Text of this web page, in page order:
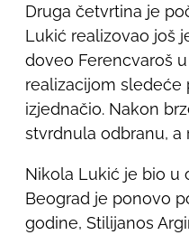
Druga četvrtina je
Lukić realizovao još
doveo Ferencvaroš
realizacijom sledeće
izjednačio. Nakon
stvrdnula odbranu, a
Nikola Lukić je bio u
Beograd je ponovo
godine, Stilijanos